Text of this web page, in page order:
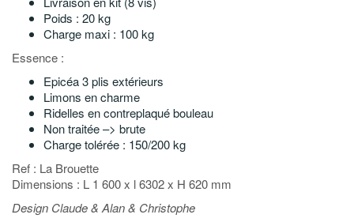
Poids : 20 kg
Charge maxi : 100 kg
Essence :
Epicéa 3 plis extérieurs
Limons en charme
Ridelles en contreplaqué bouleau
Non traitée –> brute
Charge tolérée : 150/200 kg
Ref : La Brouette
Dimensions : L 1 600 x l 6302 x H 620 mm
Design Claude & Alan & Christophe